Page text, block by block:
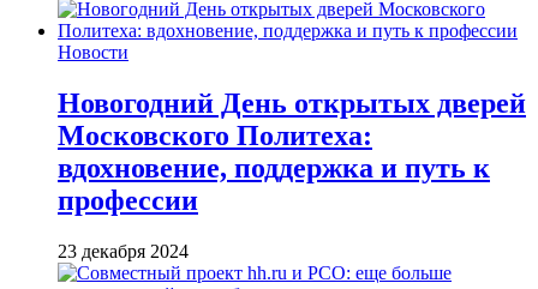
Новости
Новогодний День открытых дверей
Московского Политеха:
вдохновение, поддержка и путь к
профессии
23 декабря 2024